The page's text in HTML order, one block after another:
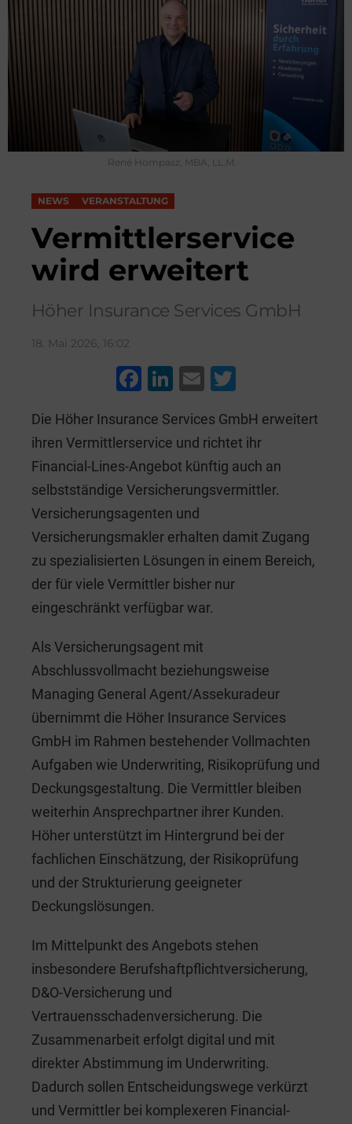
René Hompasz, MBA, LL.M.
NEWS VERANSTALTUNG
Vermittlerservice
wird erweitert
Höher Insurance Services GmbH
18. Mai 2026, 16:02
F
c
e
b
o
o
k
Li
k
e
dI
n
E
ai
l
tt
er
Die Höher Insurance Services GmbH erweitert
ihren Vermittlerservice und richtet ihr
Financial-Lines-Angebot künftig auch an
selbstständige Versicherungsvermittler.
Versicherungsagenten und
Versicherungsmakler erhalten damit Zugang
zu spezialisierten Lösungen in einem Bereich,
der für viele Vermittler bisher nur
eingeschränkt verfügbar war.
Als Versicherungsagent mit
Abschlussvollmacht beziehungsweise
Managing General Agent/Assekuradeur
übernimmt die Höher Insurance Services
GmbH im Rahmen bestehender Vollmachten
Aufgaben wie Underwriting, Risikoprüfung und
Deckungsgestaltung. Die Vermittler bleiben
weiterhin Ansprechpartner ihrer Kunden.
Höher unterstützt im Hintergrund bei der
fachlichen Einschätzung, der Risikoprüfung
und der Strukturierung geeigneter
Deckungslösungen.
Im Mittelpunkt des Angebots stehen
insbesondere Berufshaftpflichtversicherung,
D&O-Versicherung und
Vertrauensschadenversicherung. Die
Zusammenarbeit erfolgt digital und mit
direkter Abstimmung im Underwriting.
Dadurch sollen Entscheidungswege verkürzt
und Vermittler bei komplexeren Financial-